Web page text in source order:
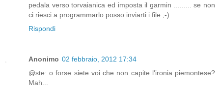
pedala verso torvaianica ed imposta il garmin ......... se non
ci riesci a programmarlo posso inviarti i file ;-)
Rispondi
Anonimo 02 febbraio, 2012 17:34
@ste: o forse siete voi che non capite l'ironia piemontese?
Mah...